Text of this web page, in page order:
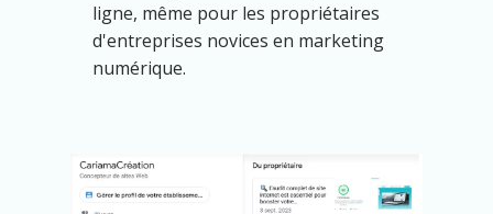
ligne, même pour les propriétaires
d'entreprises novices en marketing
numérique.